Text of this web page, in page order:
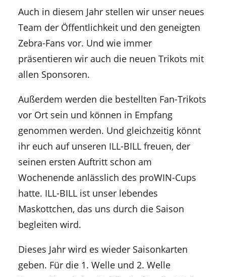
Auch in diesem Jahr stellen wir unser neues
Team der Öffentlichkeit und den geneigten
Zebra-Fans vor. Und wie immer
präsentieren wir auch die neuen Trikots mit
allen Sponsoren.
Außerdem werden die bestellten Fan-Trikots
vor Ort sein und können in Empfang
genommen werden. Und gleichzeitig könnt
ihr euch auf unseren ILL-BILL freuen, der
seinen ersten Auftritt schon am
Wochenende anlässlich des proWIN-Cups
hatte. ILL-BILL ist unser lebendes
Maskottchen, das uns durch die Saison
begleiten wird.
Dieses Jahr wird es wieder Saisonkarten
geben. Für die 1. Welle und 2. Welle